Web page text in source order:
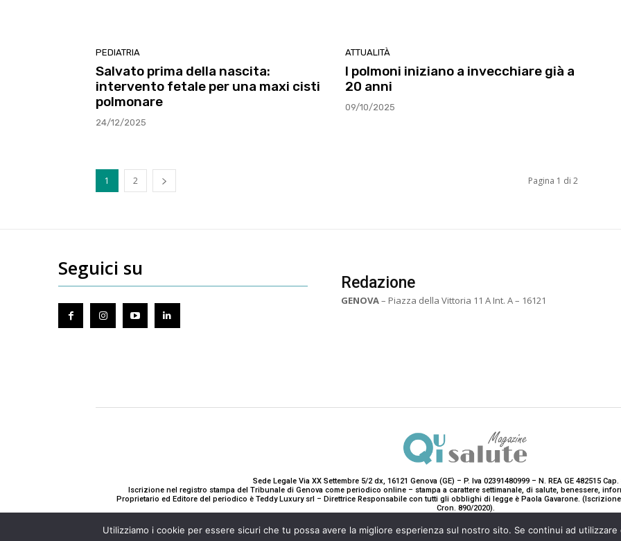
PEDIATRIA
Salvato prima della nascita:
intervento fetale per una maxi cisti
polmonare
24/12/2025
ATTUALITÀ
I polmoni iniziano a invecchiare già a
20 anni
09/10/2025
1 2 Pagina 1 di 2
Seguici su
Redazione
GENOVA– Piazza della Vittoria 11 A Int. A – 16121
Sede Legale Via XX Settembre 5/2 dx, 16121 Genova (GE) – P. Iva 02391480999 – N. REA GE 482515
Iscrizione nel registro stampa del Tribunale di Genova come periodico online – stampa a carattere settimanale, di salute, benessere,
Proprietario ed Editore del periodico è Teddy Luxury srl – Direttrice Responsabile con tutti gli obblighi di legge è Paola Gavarone. (Iscrizione
Cron. 890/2020).
2020-2025© Teddy Luxury SRL
Utilizziamo i cookie per essere sicuri che tu possa avere la migliore esperienza sul nostro sito. Se continui ad